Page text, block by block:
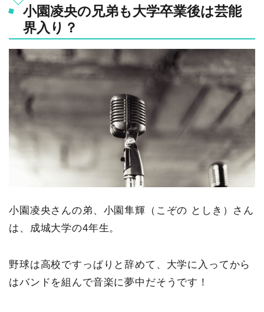
小園凌央の兄弟も大学卒業後は芸能
界入り？
小園凌央さんの弟、小園隼輝（こぞの としき）さん
は、成城大学の4年生。
野球は高校ですっぱりと辞めて、大学に入ってから
はバンドを組んで音楽に夢中だそうです！